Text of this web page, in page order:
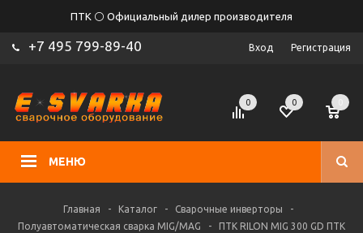
ПТК ⚪ Официальный дилер производителя
+7 495 799-89-40 Вход Регистрация
МЕНЮ
0 0
Главная - Каталог - Сварочные инверторы
-
Полуавтоматическая сварка MIG/MAG
-
ПТК RILON MIG 300 GD ПТК